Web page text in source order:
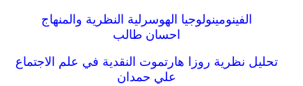
الفينومينولوجيا الهوسرلية النظرية والمنهاج
احسان طالب
تحليل نظرية روزا هارتموت النقدية في علم الاجتماع
علي حمدان